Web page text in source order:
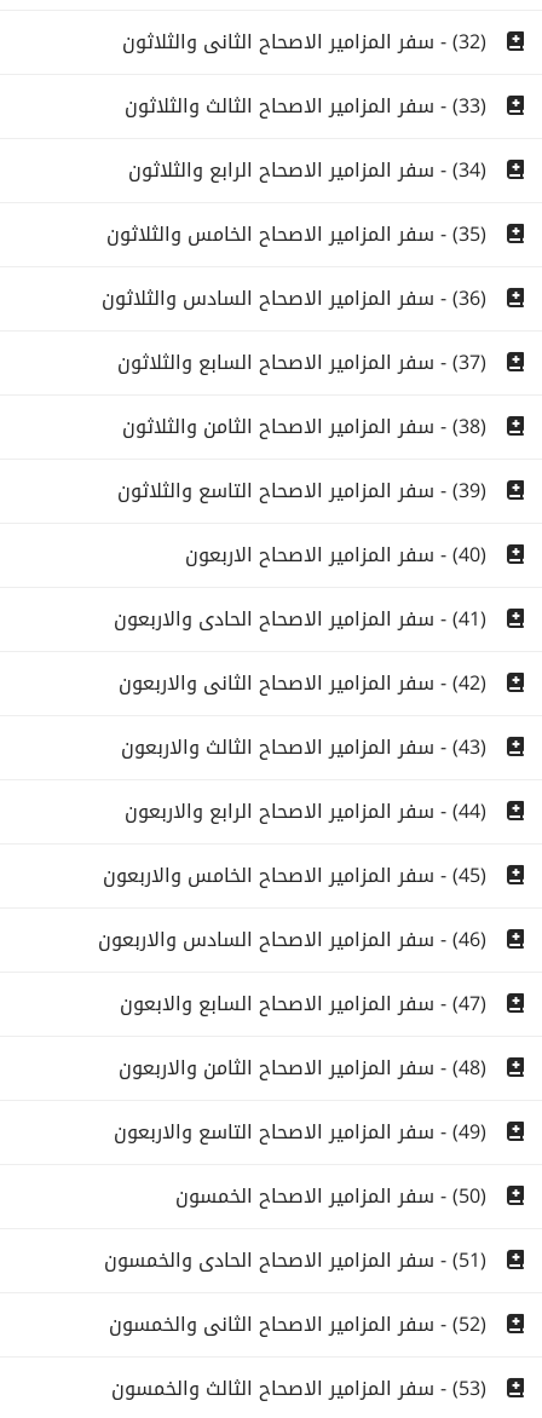
(32) - سفر المزامير الاصحاح الثانى والثلاثون
(33) - سفر المزامير الاصحاح الثالث والثلاثون
(34) - سفر المزامير الاصحاح الرابع والثلاثون
(35) - سفر المزامير الاصحاح الخامس والثلاثون
(36) - سفر المزامير الاصحاح السادس والثلاثون
(37) - سفر المزامير الاصحاح السابع والثلاثون
(38) - سفر المزامير الاصحاح الثامن والثلاثون
(39) - سفر المزامير الاصحاح التاسع والثلاثون
(40) - سفر المزامير الاصحاح الاربعون
(41) - سفر المزامير الاصحاح الحادى والاربعون
(42) - سفر المزامير الاصحاح الثانى والاربعون
(43) - سفر المزامير الاصحاح الثالث والاربعون
(44) - سفر المزامير الاصحاح الرابع والاربعون
(45) - سفر المزامير الاصحاح الخامس والاربعون
(46) - سفر المزامير الاصحاح السادس والاربعون
(47) - سفر المزامير الاصحاح السابع والابعون
(48) - سفر المزامير الاصحاح الثامن والاربعون
(49) - سفر المزامير الاصحاح التاسع والاربعون
(50) - سفر المزامير الاصحاح الخمسون
(51) - سفر المزامير الاصحاح الحادى والخمسون
(52) - سفر المزامير الاصحاح الثانى والخمسون
(53) - سفر المزامير الاصحاح الثالث والخمسون